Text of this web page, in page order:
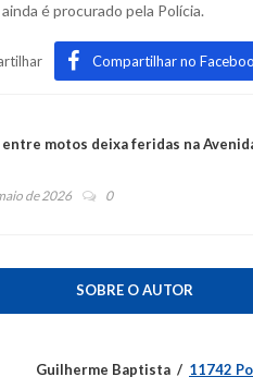
é procurado pela Polícia.
Compartilhar no
entre motos deixa feridas na
de 2026 0
SOBRE O AUTOR
Guilherme Baptista 11742